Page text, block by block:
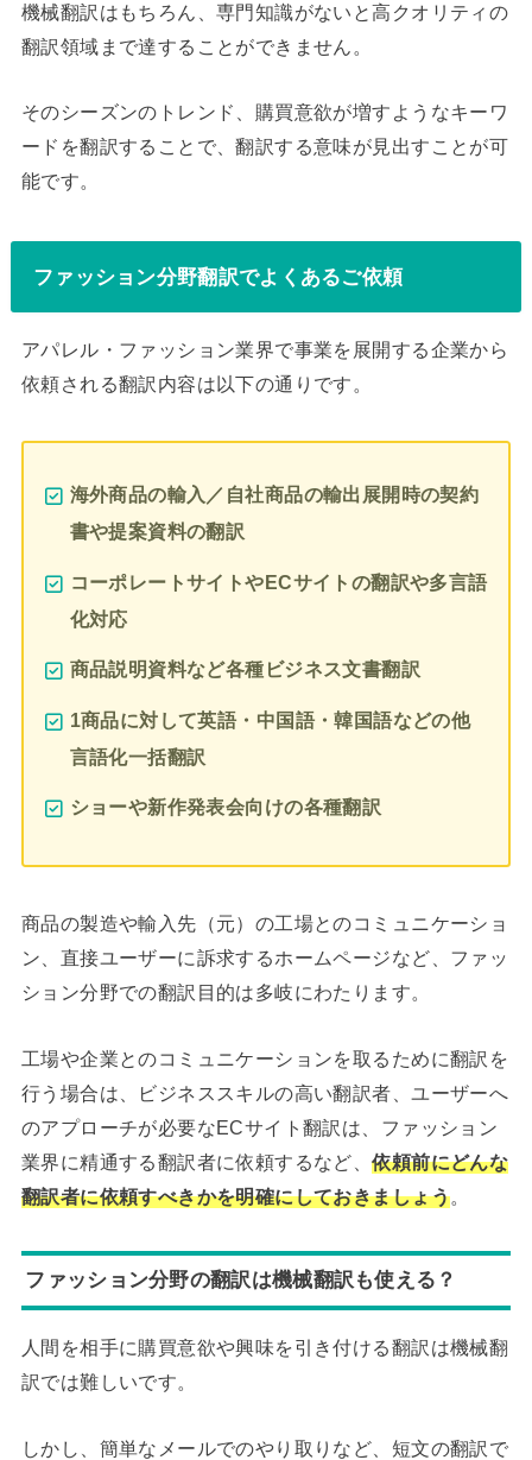
機械翻訳はもちろん、専門知識がないと高クオリティの
翻訳領域まで達することができません。
そのシーズンのトレンド、購買意欲が増すようなキーワ
ードを翻訳することで、翻訳する意味が見出すことが可
能です。
ファッション分野翻訳でよくあるご依頼
アパレル・ファッション業界で事業を展開する企業から
依頼される翻訳内容は以下の通りです。
海外商品の輸入／自社商品の輸出展開時の契約
書や提案資料の翻訳
コーポレートサイトやECサイトの翻訳や多言語
化対応
商品説明資料など各種ビジネス文書翻訳
1商品に対して英語・中国語・韓国語などの他
言語化一括翻訳
ショーや新作発表会向けの各種翻訳
商品の製造や輸入先（元）の工場とのコミュニケーショ
ン、直接ユーザーに訴求するホームページなど、ファッ
ション分野での翻訳目的は多岐にわたります。
工場や企業とのコミュニケーションを取るために翻訳を
行う場合は、ビジネススキルの高い翻訳者、ユーザーへ
のアプローチが必要なECサイト翻訳は、ファッション
業界に精通する翻訳者に依頼するなど、依頼前にどんな
翻訳者に依頼すべきかを明確にしておきましょう。
ファッション分野の翻訳は機械翻訳も使える？
人間を相手に購買意欲や興味を引き付ける翻訳は機械翻
訳では難しいです。
しかし、簡単なメールでのやり取りなど、短文の翻訳で